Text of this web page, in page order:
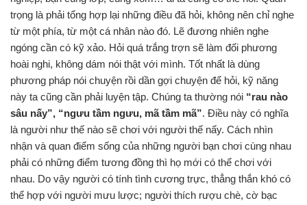
trọng là phải tổng hợp lại những điều đã hỏi, không nên chỉ nghe
từ một phía, từ một cá nhân nào đó. Lẽ đương nhiên nghe
ngóng cần có kỹ xảo. Hỏi quá trắng trợn sẽ làm đối phương
hoài nghi, không dám nói thật với mình. Tốt nhất là dùng
phương pháp nói chuyện rồi dần gợi chuyện để hỏi, kỹ năng
này ta cũng cần phải luyện tập. Chúng ta thường nói “rau nào
sâu nấy”, “ngưu tầm ngưu, mã tầm mã”. Điều này có nghĩa
là người như thế nào sẽ chơi với người thế nấy. Cách nhìn
nhận và quan điểm sống của những người bạn chơi cùng nhau
phải có những điểm tương đồng thì họ mới có thể chơi với
nhau. Do vậy người có tính tình cương trực, thẳng thắn khó có
thể hợp với người mưu lược; người thích rượu chè, cờ bạc